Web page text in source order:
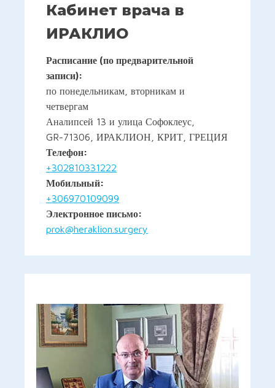
Кабинет врача в
ИРАКЛИО
Расписание (по предварительной
записи):
по понедельникам, вторникам и
четвергам
Аналипсей 13 и улица Софоклеус,
GR-71306, ИРАКЛИОН, КРИТ, ГРЕЦИЯ
Телефон:
+302810331222
Мобильный:
+306970109099
Электронное письмо:
prok@heraklion.surgery